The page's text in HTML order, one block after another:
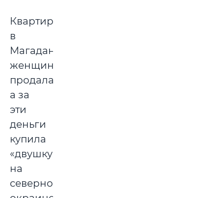
Квартиру
в
Магадане
женщина
продала,
а за
эти
деньги
купила
«двушку»
на
северной